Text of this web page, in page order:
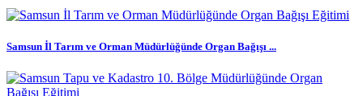
Samsun İl Tarım ve Orman Müdürlüğünde Organ Bağışı ...